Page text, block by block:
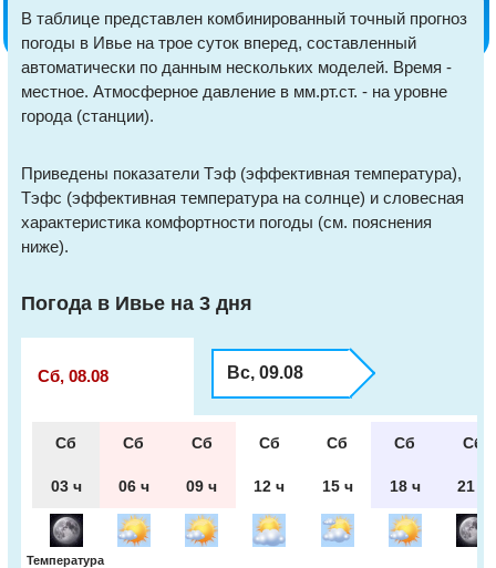
В таблице представлен комбинированный точный прогноз
погоды в Ивье на трое суток вперед, составленный
автоматически по данным нескольких моделей. Время -
местное. Атмосферное давление в мм.рт.ст. - на уровне
города (станции).
Приведены показатели Тэф (эффективная температура),
Тэфс (эффективная температура на солнце) и словесная
характеристика комфортности погоды (см. пояснения
ниже).
Погода в Ивье на 3 дня
Сб, 08.08 Вс, 09.08
Сб Сб Сб Сб Сб Сб Сб
03 ч 06 ч 09 ч 12 ч 15 ч 18 ч 21 ч
Температура